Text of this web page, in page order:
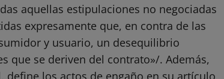
aquellas estipulaciones no negociadas
expresamente que, en contra de las
y usuario, un desequilibrio
que se deriven del contrato»/. Además,
define los actos de engaño en su artículo